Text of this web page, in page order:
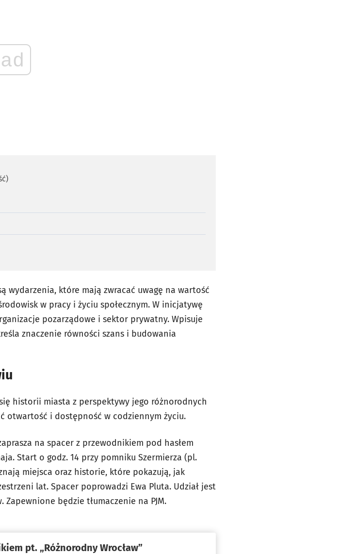
ad
wydarzenia, które mają zwracać uwagę na wartość
w pracy i życiu społecznym. W inicjatywę
pozarządowe i sektor prywatny. Wpisuje
znaczenie równości szans i budowania
historii miasta z perspektywy jego różnorodnych
otwartość i dostępność w codziennym życiu.
na spacer z przewodnikiem pod hasłem
Start o godz. 14 przy pomniku Szermierza (pl.
miejsca oraz historie, które pokazują, jak
lat. Spacer poprowadzi Ewa Pluta. Udział jest
będzie tłumaczenie na PJM.
pt. „Różnorodny Wrocław”